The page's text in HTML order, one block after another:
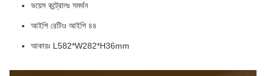
ভয়েস কন্ট্রোলঃ সমর্থন
আইপি রেটিংঃ আইপি ৪৪
আকারঃ L582*W282*H36mm